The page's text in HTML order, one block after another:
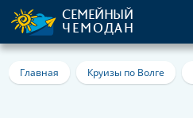
СЕМЕЙНЫЙ
ЧЕМОДАН
Главная Круизы по Волге